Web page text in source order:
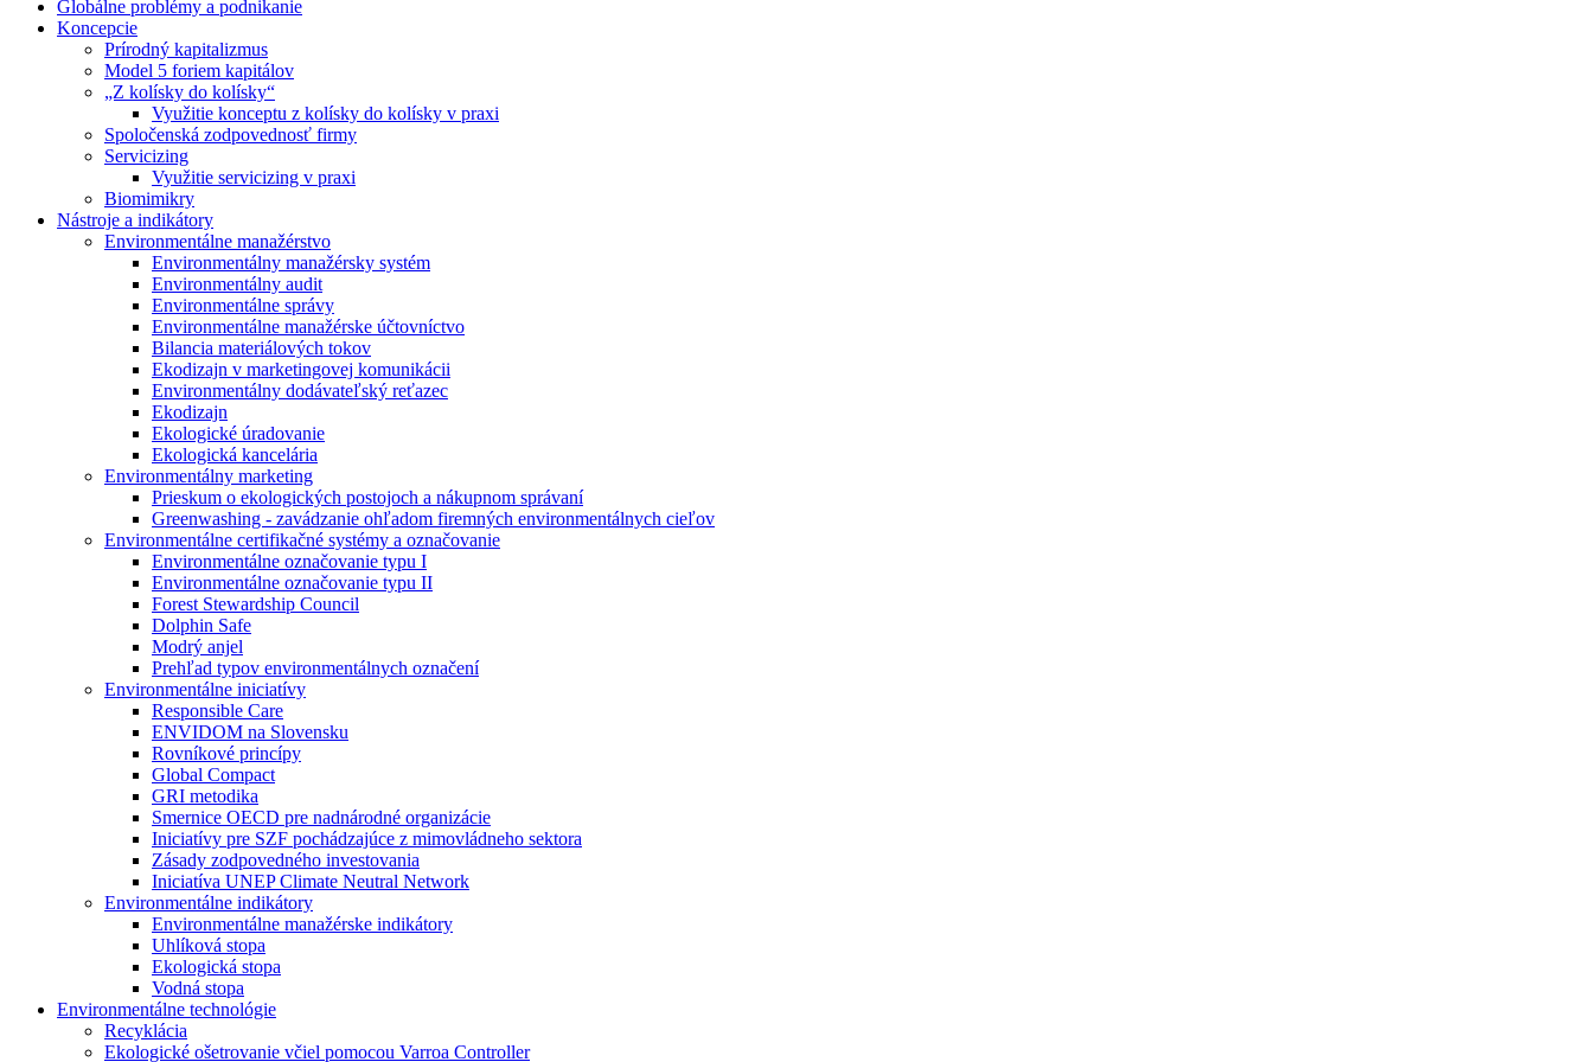
Globálne problémy a podnikanie
Koncepcie
Prírodný kapitalizmus
Model 5 foriem kapitálov
„Z kolísky do kolísky“
Využitie konceptu z kolísky do kolísky v praxi
Spoločenská zodpovednosť firmy
Servicizing
Využitie servicizing v praxi
Biomimikry
Nástroje a indikátory
Environmentálne manažérstvo
Environmentálny manažérsky systém
Environmentálny audit
Environmentálne správy
Environmentálne manažérske účtovníctvo
Bilancia materiálových tokov
Ekodizajn v marketingovej komunikácii
Environmentálny dodávateľský reťazec
Ekodizajn
Ekologické úradovanie
Ekologická kancelária
Environmentálny marketing
Prieskum o ekologických postojoch a nákupnom správaní
Greenwashing - zavádzanie ohľadom firemných environmentálnych cieľov
Environmentálne certifikačné systémy a označovanie
Environmentálne označovanie typu I
Environmentálne označovanie typu II
Forest Stewardship Council
Dolphin Safe
Modrý anjel
Prehľad typov environmentálnych označení
Environmentálne iniciatívy
Responsible Care
ENVIDOM na Slovensku
Rovníkové princípy
Global Compact
GRI metodika
Smernice OECD pre nadnárodné organizácie
Iniciatívy pre SZF pochádzajúce z mimovládneho sektora
Zásady zodpovedného investovania
Iniciatíva UNEP Climate Neutral Network
Environmentálne indikátory
Environmentálne manažérske indikátory
Uhlíková stopa
Ekologická stopa
Vodná stopa
Environmentálne technológie
Recyklácia
Ekologické ošetrovanie včiel pomocou Varroa Controller